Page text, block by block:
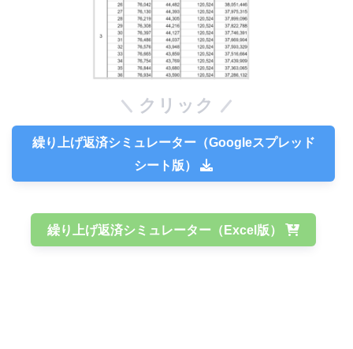
クリック
繰り上げ返済シミュレーター（Googleスプレッド
シート版）
繰り上げ返済シミュレーター（Excel版）